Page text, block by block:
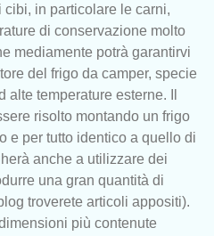
cibi, in particolare le carni,
di conservazione molto
mediamente potrà garantirvi
del frigo da camper, specie
alte temperature esterne. Il
risolto montando un frigo
e per tutto identico a quello di
anche a utilizzare dei
una gran quantità di
troverete articoli appositi).
più contenute